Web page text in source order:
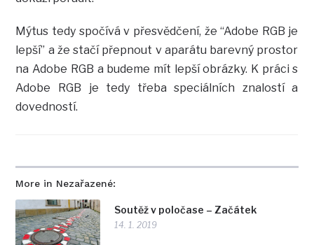
More in Nezařazené:
Soutěž v poločase – Začátek
14. 1. 2019
Mýtus tedy spočívá v přesvědčení, že “Adobe RGB je
lepší” a že stačí přepnout v aparátu barevný prostor
na Adobe RGB a budeme mít lepší obrázky. K práci s
Adobe RGB je tedy třeba speciálních znalostí a
dovedností.